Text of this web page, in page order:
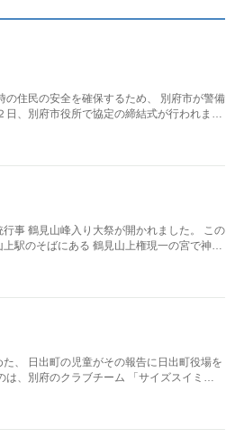
住民の安全を確保するため、 別府市が警備
日、別府市役所で協定の締結式が行われま…
事 鶴見山峰入り大祭が開かれました。 この
駅のそばにある 鶴見山上権現一の宮で神…
、 日出町の児童がその報告に日出町役場を
は、別府のクラブチーム 「サイズスイミ…